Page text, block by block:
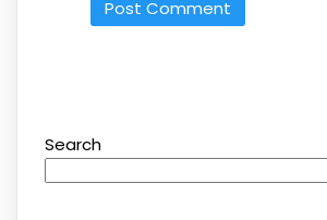
Search